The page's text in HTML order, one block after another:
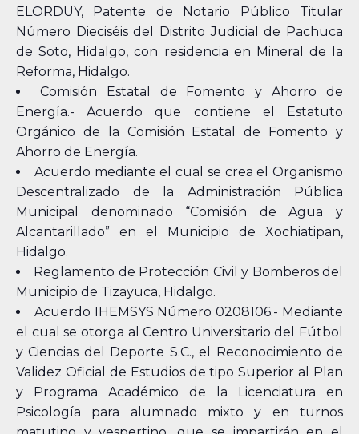
ELORDUY, Patente de Notario Público Titular
Número Dieciséis del Distrito Judicial de Pachuca
de Soto, Hidalgo, con residencia en Mineral de la
Reforma, Hidalgo.
Comisión Estatal de Fomento y Ahorro de
Energía.- Acuerdo que contiene el Estatuto
Orgánico de la Comisión Estatal de Fomento y
Ahorro de Energía.
Acuerdo mediante el cual se crea el Organismo
Descentralizado de la Administración Pública
Municipal denominado “Comisión de Agua y
Alcantarillado” en el Municipio de Xochiatipan,
Hidalgo.
Reglamento de Protección Civil y Bomberos del
Municipio de Tizayuca, Hidalgo.
Acuerdo IHEMSYS Número 0208106.- Mediante
el cual se otorga al Centro Universitario del Fútbol
y Ciencias del Deporte S.C., el Reconocimiento de
Validez Oficial de Estudios de tipo Superior al Plan
y Programa Académico de la Licenciatura en
Psicología para alumnado mixto y en turnos